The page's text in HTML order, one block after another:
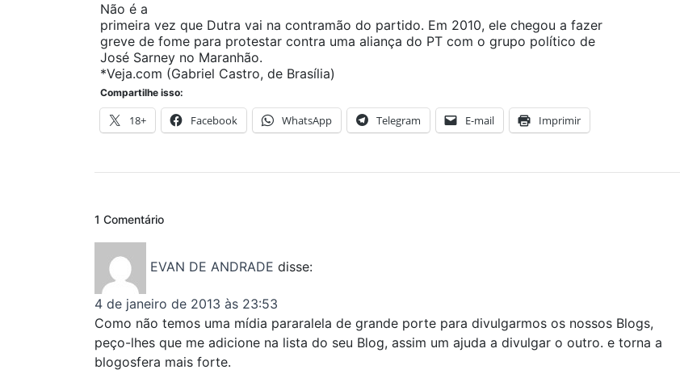
Não é a
primeira vez que Dutra vai na contramão do partido. Em 2010, ele chegou a fazer
greve de fome para protestar contra uma aliança do PT com o grupo político de
José Sarney no Maranhão.
*Veja.com (Gabriel Castro, de Brasília)
Compartilhe isso:
18+ Facebook WhatsApp Telegram E-mail Imprimir
1 Comentário
EVAN DE ANDRADE disse:
4 de janeiro de 2013 às 23:53
Como não temos uma mídia pararalela de grande porte para divulgarmos os nossos Blogs,
peço-lhes que me adicione na lista do seu Blog, assim um ajuda a divulgar o outro. e torna a
blogosfera mais forte.